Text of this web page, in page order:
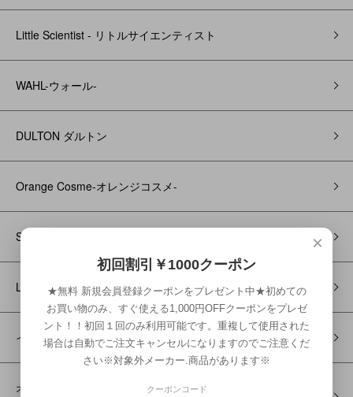
Little Scientist - リトルサイエンティスト
WAHL-ウォール-
DULTON ダルトン
Orange Cosme-オレンジコスメ-
SUNCALL-サンコール-
LHOOQ-ルーク-
イクシオンカラー オーガニック
オーガニックノート・プレミアムハーデン │DRESSPOINT-ドレ
×
初回割引￥1000クーポン
★無料 新規会員登録クーポンをプレゼント中★初めての
お買い物のみ、すぐ使える1,000円OFFクーポンをプレゼ
ント！！初回１回のみ利用可能です。重複して使用された
場合は自動でご注文キャンセルになりますのでご注意くだ
さい※対象外メーカー.商品があります※
クーポンコード